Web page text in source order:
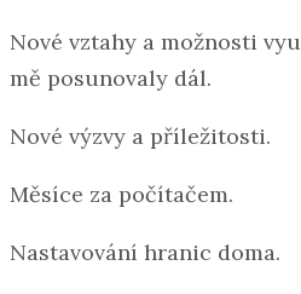
Nové vztahy a možnosti
mě posunovaly dál.
Nové výzvy a příležitosti.
Měsíce za počítačem.
Nastavování hranic doma.